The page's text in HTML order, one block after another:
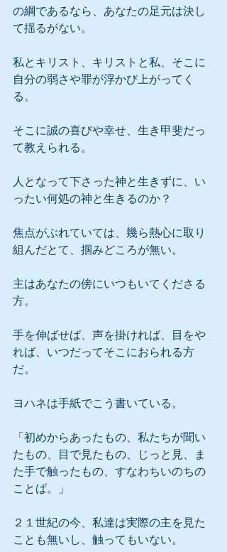
の綱であるなら、あなたの足元は決し
て揺るがない。
私とキリスト、キリストと私、そこに
自分の弱さや罪が浮かび上がってく
る。
そこに誠の喜びや幸せ、生き甲斐だっ
て教えられる。
人となって下さった神と生きずに、い
ったい何処の神と生きるのか？
焦点がぶれていては、幾ら熱心に取り
組んだとて、掴みどころが無い。
主はあなたの傍にいつもいてくださる
方。
手を伸ばせば、声を掛ければ、目をや
れば、いつだってそこにおられる方
だ。
ヨハネは手紙でこう書いている。
「初めからあったもの、私たちが聞い
たもの、目で見たもの、じっと見、ま
た手で触ったもの、すなわちいのちの
ことば。」
２１世紀の今、私達は実際の主を見た
ことも無いし、触ってもいない。